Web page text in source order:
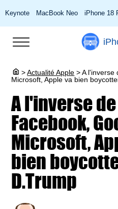
Keynote MacBook Neo iPhone 18
> Actualité Apple >A l'inverse
Microsoft, Apple va bien
A l'inverse de
Facebook,
Microsoft,
bien
D.Trump